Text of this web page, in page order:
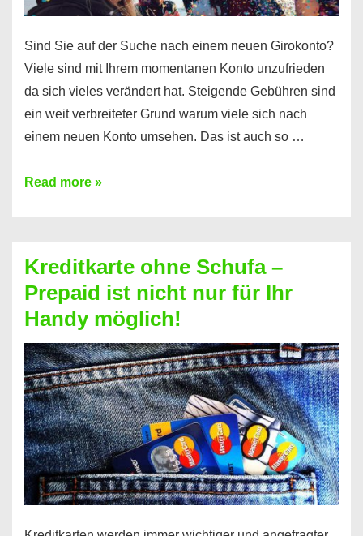
Sind Sie auf der Suche nach einem neuen Girokonto?
Viele sind mit Ihrem momentanen Konto unzufrieden
da sich vieles verändert hat. Steigende Gebühren sind
ein weit verbreiteter Grund warum viele sich nach
einem neuen Konto umsehen. Das ist auch so …
Konto
Neueröffnung
trotz
Schufaeintrag
möglich
Read more »
Kreditkarte ohne Schufa –
Prepaid ist nicht nur für Ihr
Handy möglich!